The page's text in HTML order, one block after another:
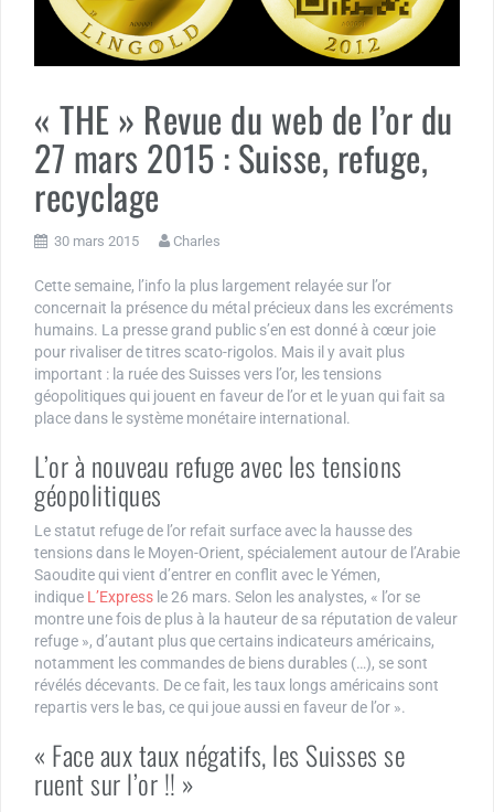
« THE » Revue du web de l’or du
27 mars 2015 : Suisse, refuge,
recyclage
30 mars 2015 Charles
Cette semaine, l’info la plus largement relayée sur l’or
concernait la présence du métal précieux dans les excréments
humains. La presse grand public s’en est donné à cœur joie
pour rivaliser de titres scato-rigolos. Mais il y avait plus
important : la ruée des Suisses vers l’or, les tensions
géopolitiques qui jouent en faveur de l’or et le yuan qui fait sa
place dans le système monétaire international.
L’or à nouveau refuge avec les tensions
géopolitiques
Le statut refuge de l’or refait surface avec la hausse des
tensions dans le Moyen-Orient, spécialement autour de l’Arabie
Saoudite qui vient d’entrer en conflit avec le Yémen,
indique L’Express le 26 mars. Selon les analystes, « l’or se
montre une fois de plus à la hauteur de sa réputation de valeur
refuge », d’autant plus que certains indicateurs américains,
notamment les commandes de biens durables (…), se sont
révélés décevants. De ce fait, les taux longs américains sont
repartis vers le bas, ce qui joue aussi en faveur de l’or ».
« Face aux taux négatifs, les Suisses se
ruent sur l’or !! »